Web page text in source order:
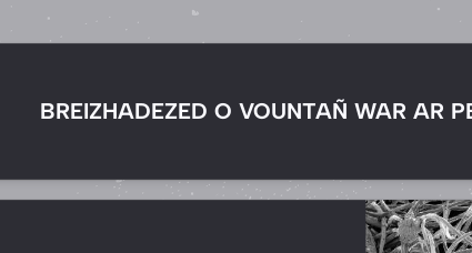
BREIZHADEZED O VOUNTAÑ WAR AR